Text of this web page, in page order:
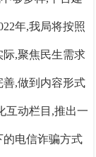
年,我局将按照
,聚焦民生需求
,做到内容形式
互动栏目,推出一
的电信诈骗方式